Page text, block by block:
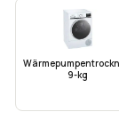
9-kg